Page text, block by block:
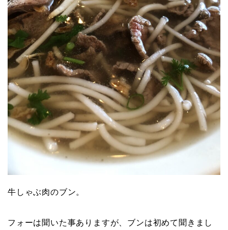
牛しゃぶ肉のブン。
フォーは聞いた事ありますが、ブンは初めて聞きまし